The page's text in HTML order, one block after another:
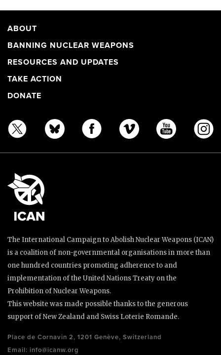
ABOUT
BANNING NUCLEAR WEAPONS
RESOURCES AND UPDATES
TAKE ACTION
DONATE
The International Campaign to Abolish Nuclear Weapons (ICAN)
is a coalition of non-governmental organisations in more than
one hundred countries promoting adherence to and
implementation of the United Nations Treaty on the
Prohibition of Nuclear Weapons.
This website was made possible thanks to the generous
support of New Zealand and Swiss Loterie Romande.
Place de Cornavin 2, 1201 Genève, Switzerland
Email: info@icanw.org